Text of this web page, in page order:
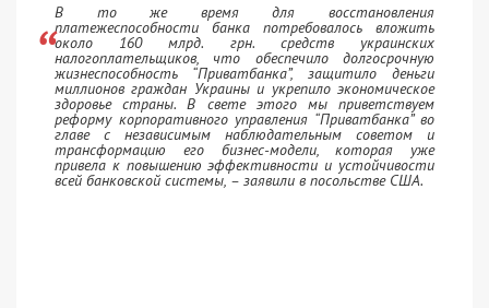
В то же время для восстановления
платежеспособности банка потребовалось вложить
около 160 млрд. грн. средств украинских
налогоплательщиков, что обеспечило долгосрочную
жизнеспособность “Приватбанка”, защитило деньги
миллионов граждан Украины и укрепило экономическое
здоровье страны. В свете этого мы приветствуем
реформу корпоративного управления “Приватбанка” во
главе с независимым наблюдательным советом и
трансформацию его бизнес-модели, которая уже
привела к повышению эффективности и устойчивости
всей банковской системы, – заявили в посольстве США.